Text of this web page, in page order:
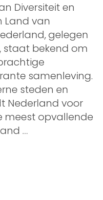
Diversiteit en
Land van
gelegen
staat bekend om
samenleving.
steden en
Nederland voor
meest opvallende
…